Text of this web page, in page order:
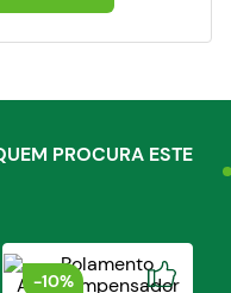
PROCURA ESTE
-10%